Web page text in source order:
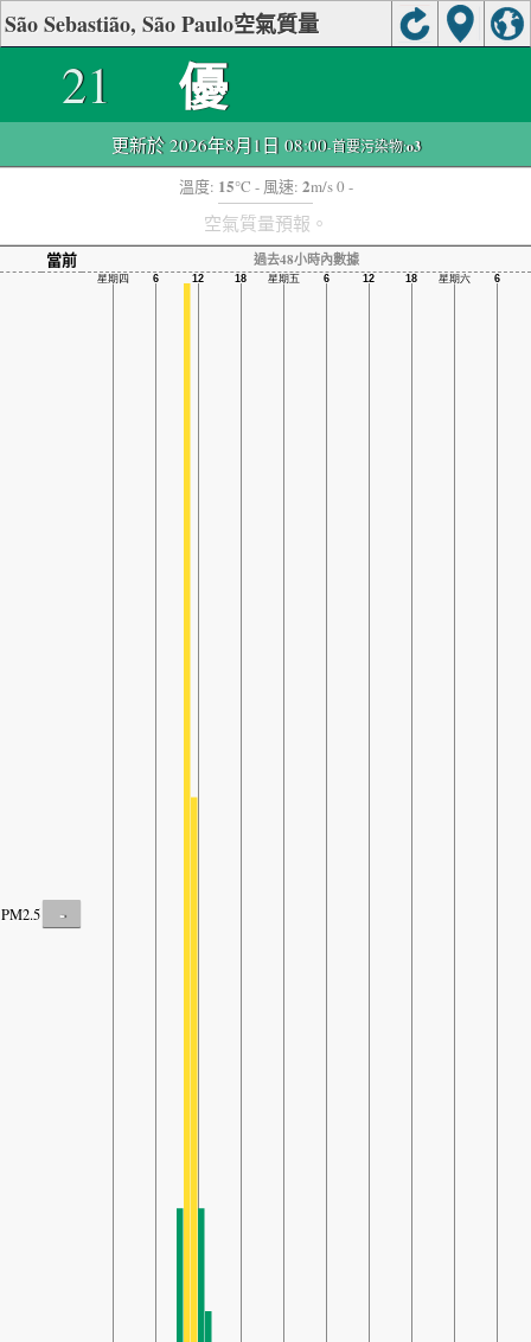
São Sebastião, São Paulo空氣質量
21 優
更新於 2026年8月1日 08:00-首要污染物:o3
溫度: 15°C - 風速: 2m/s 0 -
空氣質量預報。
當前 過去48小時內數據
PM2.5 -